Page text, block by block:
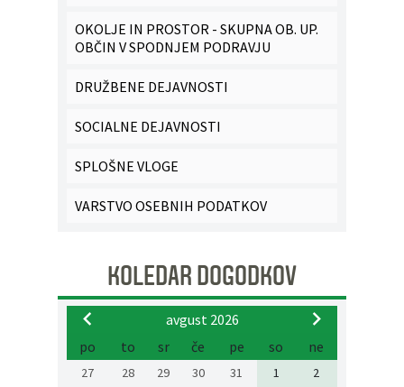
OKOLJE IN PROSTOR - SKUPNA OB. UP.
OBČIN V SPODNJEM PODRAVJU
DRUŽBENE DEJAVNOSTI
SOCIALNE DEJAVNOSTI
SPLOŠNE VLOGE
VARSTVO OSEBNIH PODATKOV
KOLEDAR DOGODKOV
avgust 2026
po
to sr če pe so ne
27 28 29 30 31 1
2